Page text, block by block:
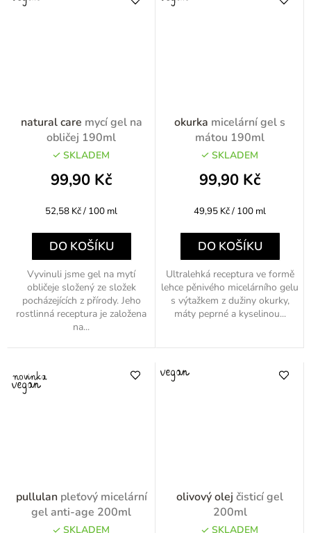
natural care mycí gel na
obličej 190ml
SKLADEM
99,90 Kč
Měrná
52,58 Kč / 100 ml
DO KOŠÍKU
Vyvinuli jsme gel na mytí
obličeje složený ze složek
pocházejících z přírody. Jeho
rostlinná receptura je založena
na...
okurka micelární gel s
mátou 190ml
SKLADEM
99,90 Kč
Měrná
49,95 Kč / 100 ml
DO KOŠÍKU
Ultralehká receptura ve formě
lehce pěnivého micelárního gelu
s výtažkem z dužiny okurky,
máty peprné a kyselinou...
pullulan pleťový micelární
gel anti-age 200ml
SKLADEM
olivový olej čisticí gel
200ml
SKLADEM